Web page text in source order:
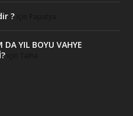
?
DA YIL BOYU VAHYE